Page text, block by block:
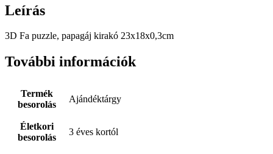
Leírás
3D Fa puzzle, papagáj kirakó 23x18x0,3cm
További információk
Termék
besorolás
Ajándéktárgy
Életkori
besorolás
3 éves kortól